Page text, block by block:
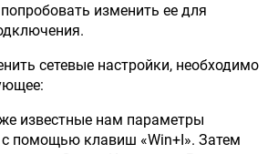
изменить ее для
сетевые настройки, необходимо
известные нам параметры
помощью клавиш «Win+I». Затем